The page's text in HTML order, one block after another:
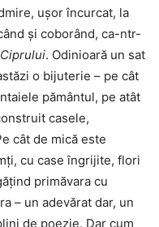
ușor încurcat, la
și coborând, ca-ntr-
Ciprului. Odinioară un sat
o bijuterie – pe cât
pământul, pe atât
casele,
cât de mică este
cu case îngrijite, flori
primăvara cu
– un adevărat dar, un
de poezie. Dar cum